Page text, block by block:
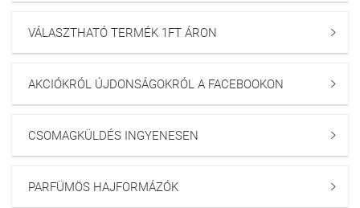
VÁLASZTHATÓ TERMÉK 1FT ÁRON 
AKCIÓKRÓL ÚJDONSÁGOKRÓL A FACEBOOKON 
CSOMAGKÜLDÉS INGYENESEN 
PARFÜMÖS HAJFORMÁZÓK 